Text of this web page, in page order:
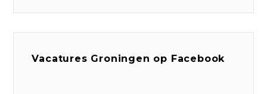
Vacatures Groningen op Facebook